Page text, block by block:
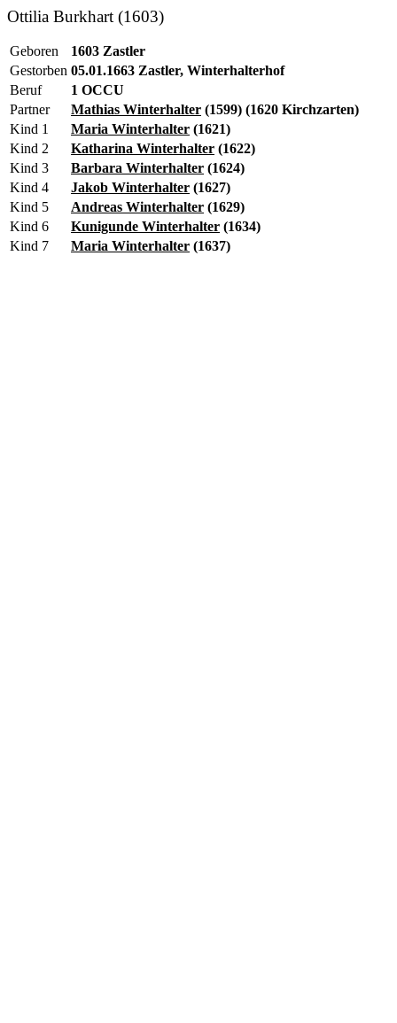
Ottilia Burkhart (1603)
Geboren
1603 Zastler
Gestorben 05.01.1663 Zastler, Winterhalterhof
Beruf
1 OCCU
Partner
Mathias Winterhalter (1599) (1620 Kirchzarten)
Kind 1
Maria Winterhalter (1621)
Kind 2
Katharina Winterhalter (1622)
Kind 3
Barbara Winterhalter (1624)
Kind 4
Jakob Winterhalter (1627)
Kind 5
Andreas Winterhalter (1629)
Kind 6
Kunigunde Winterhalter (1634)
Kind 7
Maria Winterhalter (1637)